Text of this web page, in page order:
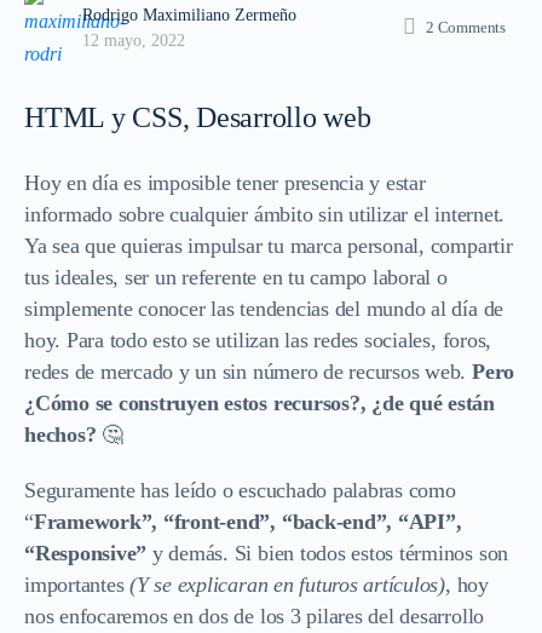
Rodrigo Maximiliano Zermeño
12 mayo, 2022
2 Comments
HTML y CSS, Desarrollo web
Hoy en día es imposible tener presencia y estar
informado sobre cualquier ámbito sin utilizar el internet.
Ya sea que quieras impulsar tu marca personal, compartir
tus ideales, ser un referente en tu campo laboral o
simplemente conocer las tendencias del mundo al día de
hoy. Para todo esto se utilizan las redes sociales, foros,
redes de mercado y un sin número de recursos web.Pero
¿Cómo se construyen estos recursos?, ¿de qué están
hechos? 🤔
Seguramente has leído o escuchado palabras como
“Framework”, “front-end”, “back-end”, “API”,
“Responsive” y demás. Si bien todos estos términos son
importantes(Y se explicaran en futuros artículos), hoy
nos enfocaremos en dos de los 3 pilares del desarrollo